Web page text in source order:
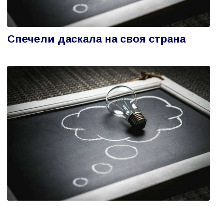
Спечели даскала на своя страна